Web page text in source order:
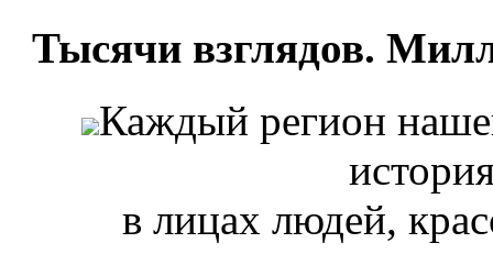
Тысячи взглядов.
Каждый регион
в лицах людей,